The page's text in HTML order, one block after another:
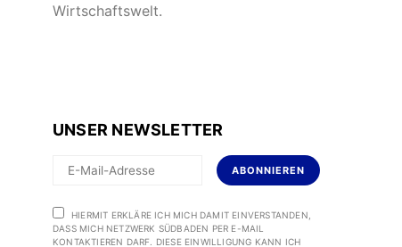
Wirtschaftswelt.
UNSER NEWSLETTER
ABONNIEREN
HIERMIT ERKLÄRE ICH MICH DAMIT EINVERSTANDEN,
DASS MICH NETZWERK SÜDBADEN PER E-MAIL
KONTAKTIEREN DARF. DIESE EINWILLIGUNG KANN ICH